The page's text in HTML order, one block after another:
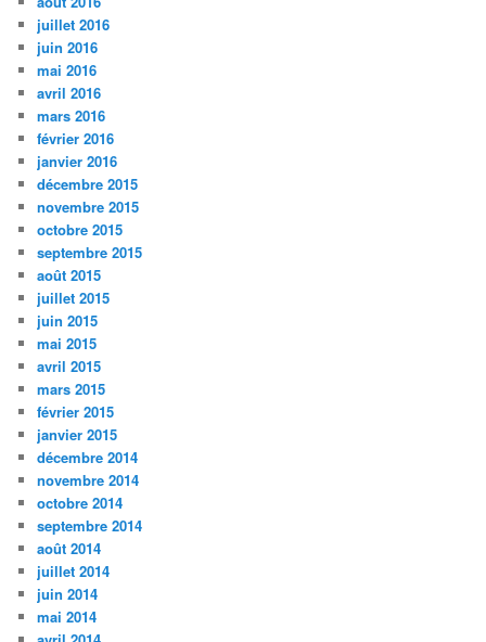
juillet 2016
juin 2016
mai 2016
avril 2016
mars 2016
février 2016
janvier 2016
décembre 2015
novembre 2015
octobre 2015
septembre 2015
août 2015
juillet 2015
juin 2015
mai 2015
avril 2015
mars 2015
février 2015
janvier 2015
décembre 2014
novembre 2014
octobre 2014
septembre 2014
août 2014
juillet 2014
juin 2014
mai 2014